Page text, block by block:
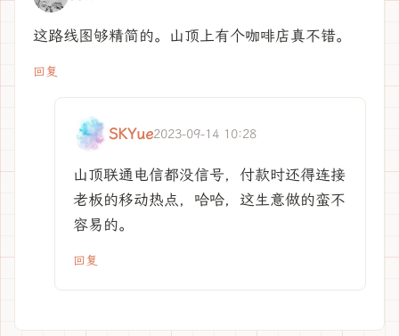
这路线图够精简的。山顶上有个咖啡店真不错。
回复
SKYue2023-09-14 10:28
山顶联通电信都没信号，付款时还得连接
老板的移动热点，哈哈，这生意做的蛮不
容易的。
回复